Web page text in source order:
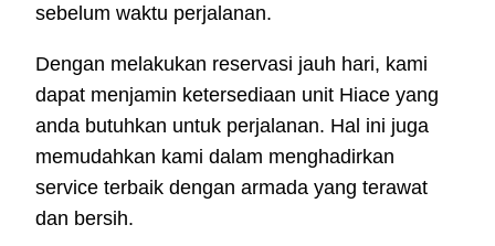
sebelum waktu perjalanan.
Dengan melakukan reservasi jauh hari, kami
dapat menjamin ketersediaan unit Hiace yang
anda butuhkan untuk perjalanan. Hal ini juga
memudahkan kami dalam menghadirkan
service terbaik dengan armada yang terawat
dan bersih.